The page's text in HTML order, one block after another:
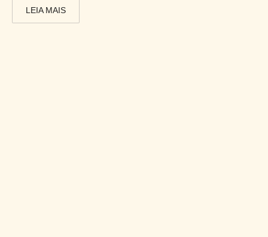
LEIA MAIS